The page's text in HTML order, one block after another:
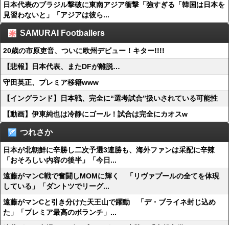
日本代表のブラジル撃破に東南アジア衝撃「強すぎる「韓国は日本を
見習わないと」「アジアは彼ら...
SAMURAI Footballers
20歳の市原吏音、ついに欧州デビュー！キター!!!!
【悲報】日本代表、またDFが離脱…
守田英正、プレミア移籍www
【イングランド】日本戦、完全に“選考試合”扱いされている可能性
【動画】伊東純也は冷静にゴール！試合は完全にカオスw
つれさか
日本が北朝鮮に辛勝し二次予選3連勝も、海外ファンは采配に辛辣
「おそろしい内容の後半」「今日...
遠藤がマンC戦で奮闘しMOMに輝く 「リヴァプールの全てを体現
している」「ダントツでリーグ...
遠藤がマンCと引き分けた天王山で躍動 「デ・ブライネ封じ込め
た」「プレミア最高のボランチ」...